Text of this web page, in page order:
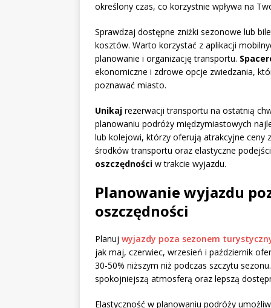
określony czas, co korzystnie wpływa na
Sprawdzaj dostępne zniżki sezonowe lub
kosztów. Warto korzystać z aplikacji
planowanie i organizację transportu.
ekonomiczne i zdrowe opcje zwiedzania,
poznawać miasto.
Unikaj rezerwacji transportu na ostatnią
planowaniu podróży międzymiastowych
lub kolejowi, którzy oferują atrakcyjne ceny
środków transportu oraz elastyczne
oszczędności w trakcie wyjazdu.
Planowanie wyjazdu
oszczędności
Planuj wyjazdy poza sezonem
jak maj, czerwiec, wrzesień i październik
30-50% niższym niż podczas szczytu
spokojniejszą atmosferą oraz lepszą
Elastyczność w planowaniu podróży